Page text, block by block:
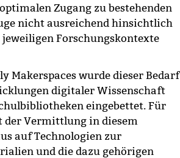
Zugang zu bestehenden
nicht ausreichend hinsichtlich
Forschungskontexte
Makerspaces wurde dieser Bedarf
digitaler Wissenschaft
eingebettet. Für
Vermittlung in diesem
auf Technologien zur
und die dazu gehörigen